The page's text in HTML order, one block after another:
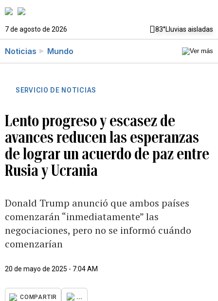
7 de agosto de 2026 83°Lluvias aisladas
Noticias Mundo
SERVICIO DE NOTICIAS
Lento progreso y escasez de
avances reducen las esperanzas
de lograr un acuerdo de paz entre
Rusia y Ucrania
Donald Trump anunció que ambos países
comenzarán “inmediatamente” las
negociaciones, pero no se informó cuándo
comenzarían
20 de mayo de 2025 - 7:04 AM
COMPARTIR ...